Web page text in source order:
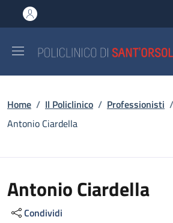
al contenuto principale
to footer content
Briciole di pane
Home / Il Policlinico / Professionisti /
Antonio Ciardella
Antonio Ciardella
Condividi